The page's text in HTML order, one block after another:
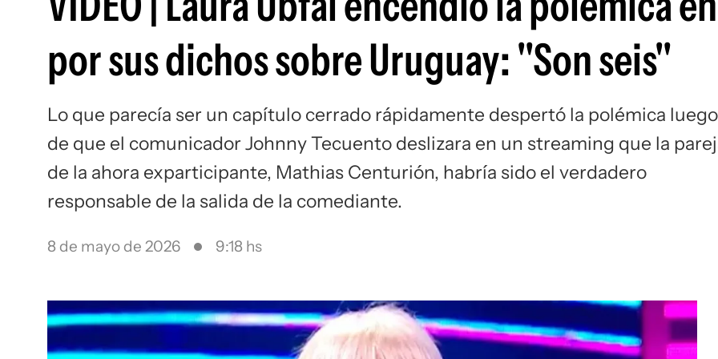
por sus dichos sobre Uruguay: "Son seis"
Lo que parecía ser un capítulo cerrado rápidamente despertó la polémica luego
de que el comunicador Johnny Tecuento deslizara en un streaming que la
de la ahora exparticipante, Mathias Centurión, habría sido el verdadero
responsable de la salida de la comediante.
8 de mayo de 2026 9:18 hs